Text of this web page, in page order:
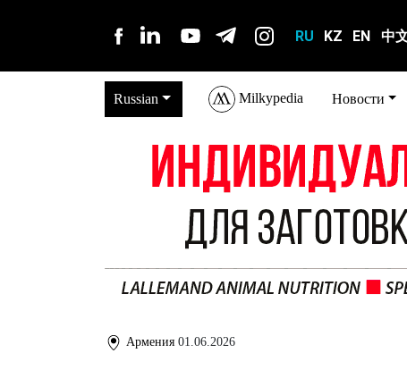
RU KZ EN 中文
Russian Milkypedia Новости
Армения 01.06.2026